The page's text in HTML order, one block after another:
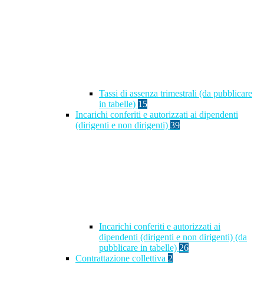
Tassi di assenza trimestrali (da pubblicare
in tabelle) 15
Incarichi conferiti e autorizzati ai dipendenti
(dirigenti e non dirigenti) 39
Incarichi conferiti e autorizzati ai
dipendenti (dirigenti e non dirigenti) (da
pubblicare in tabelle) 26
Contrattazione collettiva 2